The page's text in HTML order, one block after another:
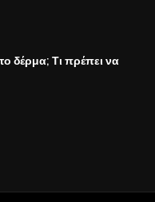
δέρμα; Τι πρέπει να